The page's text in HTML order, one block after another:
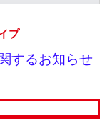
プ
するお知らせ